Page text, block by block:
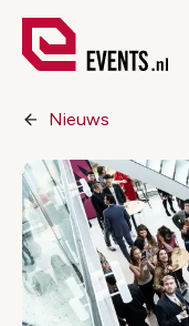
Nieuws